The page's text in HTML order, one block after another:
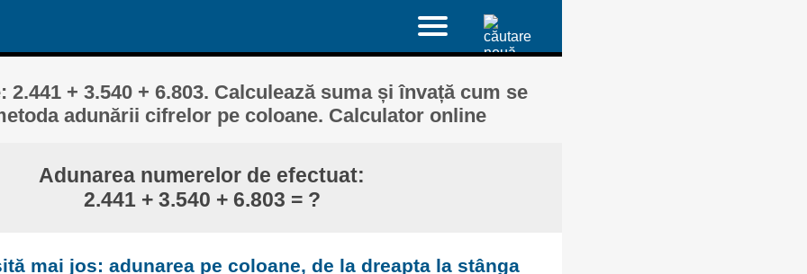
2.441 + 3.540 + 6.803. Calculează suma și învață cum se
adunării cifrelor pe coloane. Calculator online
Adunarea numerelor de efectuat:
2.441 + 3.540 + 6.803 = ?
mai jos: adunarea pe coloane, de la dreapta la stânga